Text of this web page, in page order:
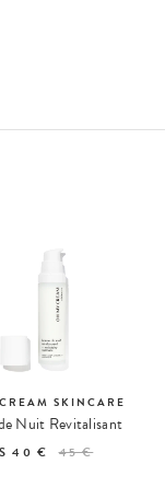
SKINCARE
Nuit Revitalisant
40 € 45 €